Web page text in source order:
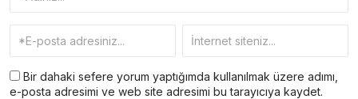
Bir dahaki sefere yorum yaptığımda kullanılmak üzere adımı,
e-posta adresimi ve web site adresimi bu tarayıcıya kaydet.